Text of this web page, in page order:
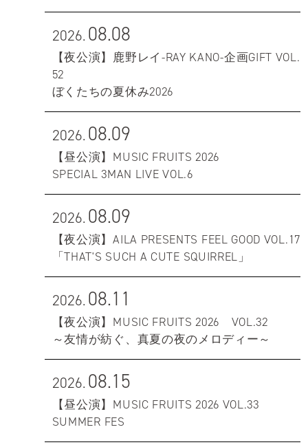
2026.08.08
【夜公演】鹿野レイ-RAY KANO-企画GIFT VOL.
52
ぼくたちの夏休み2026
2026.08.09
【昼公演】MUSIC FRUITS 2026
SPECIAL 3MAN LIVE VOL.6
2026.08.09
【夜公演】AILA PRESENTS FEEL GOOD VOL.17
「THAT'S SUCH A CUTE SQUIRREL」
2026.08.11
【夜公演】MUSIC FRUITS 2026 VOL.32
～友情が紡ぐ、真夏の夜のメロディー～
2026.08.15
【昼公演】MUSIC FRUITS 2026 VOL.33
SUMMER FES